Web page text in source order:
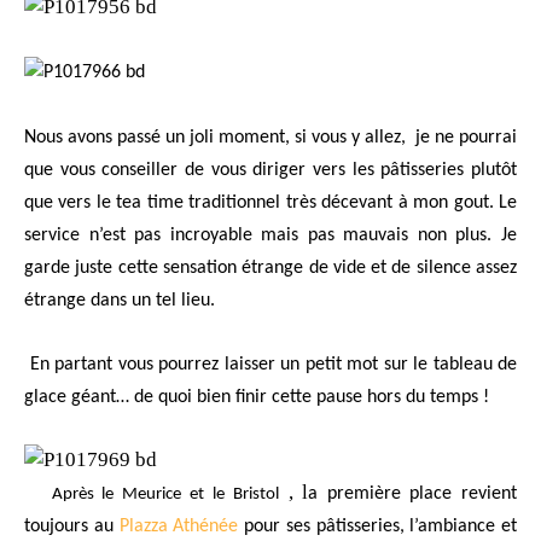
Nous avons passé un joli moment, si vous y allez,
je ne pourrai
que vous conseiller de vous diriger vers les pâtisseries plutôt
que vers le tea time traditionnel très décevant à mon gout. Le
service n’est pas incroyable mais pas mauvais non plus. Je
garde juste cette sensation étrange de vide et de silence assez
étrange dans un tel lieu.
En partant vous pourrez laisser un petit mot sur le tableau de
glace géant… de quoi bien finir cette pause hors du temps !
Après le Meurice et le Bristol, la première place revient
toujours au Plazza Athénée pour ses pâtisseries, l’ambiance et